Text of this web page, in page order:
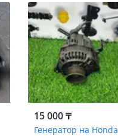
15 000 ₸
Генератор на Honda